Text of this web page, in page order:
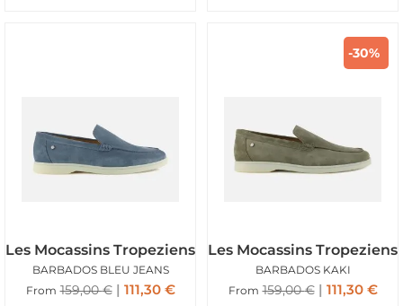
Les Mocassins Tropeziens
BARBADOS BLEU JEANS
From 159,00€ 111,30 €
-30%
Les Mocassins Tropeziens
BARBADOS KAKI
From 159,00€ 111,30 €